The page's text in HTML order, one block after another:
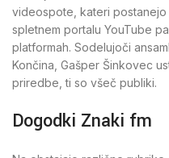
videospote, kateri
spletnem portalu YouTube
platformah. Sodelujoči
Končina, Gašper Šinkovec
priredbe, ti so všeč publiki.
Dogodki Znaki fm